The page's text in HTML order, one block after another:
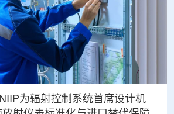
为辐射控制系统首席设计机